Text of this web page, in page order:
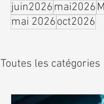
juin2026mai2026
mai 2026oct2026
Toutes les catégories